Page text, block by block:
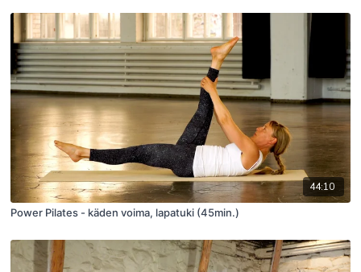
44:10
Power Pilates - käden voima, lapatuki (45min.)